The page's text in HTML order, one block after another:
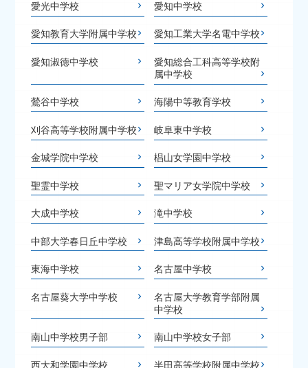
愛光中学校 愛知中学校
愛知教育大学附属中学校 愛知工業大学名電中学校
愛知淑徳中学校
愛知総合工科高等学校附
属中学校
鶯谷中学校 海陽中等教育学校
刈谷高等学校附属中学校 岐阜東中学校
金城学院中学校 椙山女学園中学校
聖霊中学校 聖マリア女学院中学校
大成中学校 滝中学校
中部大学春日丘中学校 津島高等学校附属中学校
東海中学校 名古屋中学校
名古屋葵大学中学校
名古屋大学教育学部附属
中学校
南山中学校男子部 南山中学校女子部
西大和学園中学校 半田高等学校附属中学校